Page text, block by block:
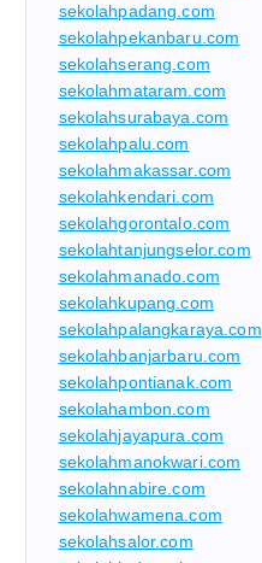
sekolahpadang.com
sekolahpekanbaru.com
sekolahserang.com
sekolahmataram.com
sekolahsurabaya.com
sekolahpalu.com
sekolahmakassar.com
sekolahkendari.com
sekolahgorontalo.com
sekolahtanjungselor.com
sekolahmanado.com
sekolahkupang.com
sekolahpalangkaraya.com
sekolahbanjarbaru.com
sekolahpontianak.com
sekolahambon.com
sekolahjayapura.com
sekolahmanokwari.com
sekolahnabire.com
sekolahwamena.com
sekolahsalor.com